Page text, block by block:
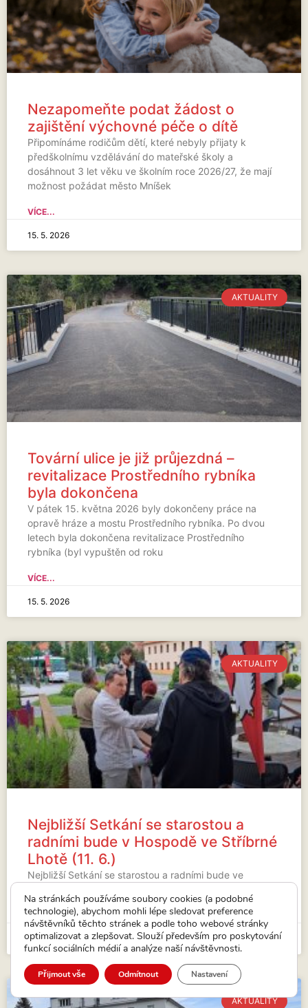
Nezapomeňte podat žádost o
zajištění výchovné péče o dítě
Připomínáme rodičům dětí, které nebyly přijaty k
předškolnímu vzdělávání do mateřské školy a
dosáhnout 3 let věku ve školním roce 2026/27, že mají
možnost požádat město Mníšek
VÍCE...
15. 5. 2026
AKTUALITY
Tovární ulice je již průjezdná –
revitalizace Prostředního rybníka
byla dokončena
V pátek 15. května 2026 byly dokončeny práce na
opravě hráze a mostu Prostředního rybníka. Po dvou
letech byla dokončena revitalizace Prostředního
rybníka (byl vypuštěn od roku
VÍCE...
15. 5. 2026
AKTUALITY
Nejbližší Setkání se starostou a
radními bude v Hospodě ve Stříbrné
Lhotě (11. 6.)
Nejbližší Setkání se starostou a radními bude ve
VÍCE...
15. 5. 2026
AKTUALITY
Na stránkách používáme soubory cookies (a podobné
technologie), abychom mohli lépe sledovat preference
návštěvníků těchto stránek a podle toho webové stránky
optimalizovat a zlepšovat. Slouží především pro poskytování
funkcí sociálních médií a analýze naší návštěvnosti.
Přijmout vše Odmítnout Nastavení